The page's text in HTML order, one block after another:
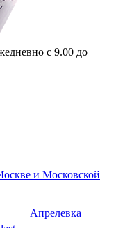
с 9.00 до
и Московской
Апрелевка